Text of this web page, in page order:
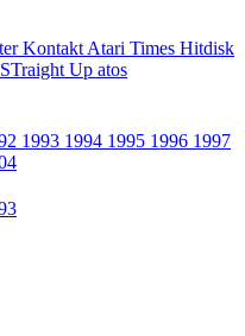
Kontakt Atari Times Hitdisk
STraight Up atos
1993 1994 1995 1996 1997